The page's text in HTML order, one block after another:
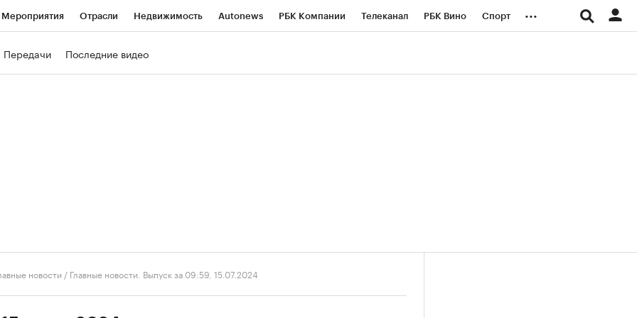
Мероприятия Отрасли Недвижимость Autonews РБК Компании Телеканал РБК Вино Спорт ...
Передачи Последние видео
новости / Главные новости. Выпуск за 09:59, 15.07.2024